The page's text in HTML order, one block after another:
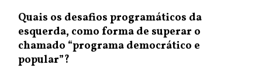
Quais os desafios programáticos da
esquerda, como forma de superar o
chamado “programa democrático e
popular”?